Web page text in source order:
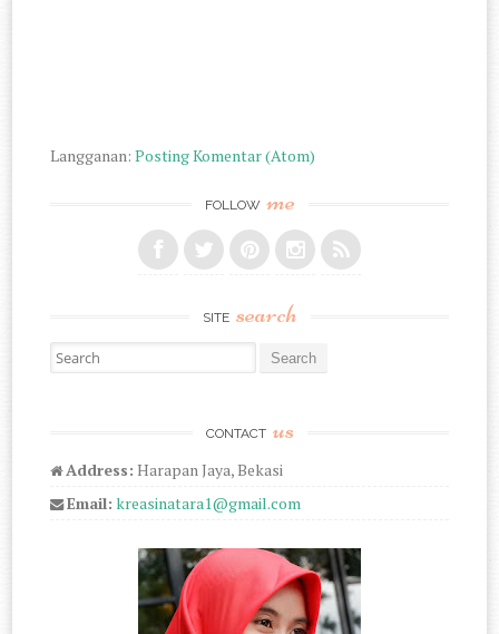
Langganan:Posting Komentar (Atom)
FOLLOW me
SITE search
Search for:
CONTACT us
Address: Harapan Jaya, Bekasi
Email: kreasinatara1@gmail.com